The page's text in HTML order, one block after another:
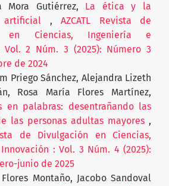
Mora Gutiérrez, La ética y la
artificial ,AZCATL Revista de
en Ciencias, Ingeniería e
Vol. 2 Núm. 3 (2025): Número 3
de 2024
Priego Sánchez, Alejandra Lizeth
Rosa María Flores Martínez,
en palabras: desentrañando las
las personas adultas mayores ,
de Divulgación en Ciencias,
: Vol. 3 Núm. 4 (2025):
junio de 2025
Montaño, Jacobo Sandoval